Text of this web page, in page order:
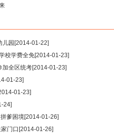
儿园 [2014-01-22]
校学费全免[2014-01-23]
加全区统考[2014-01-23]
01-23]
01-23]
24]
爹困境[2014-01-26]
门口 [2014-01-26]